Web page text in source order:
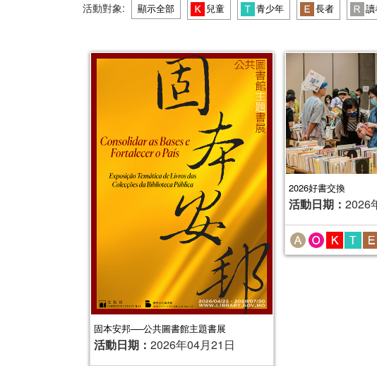
活動對象: 顯示全部 兒童 青少年 長者
固本安邦──公共圖書館主題書展
活動日期： 2026年04月21日
2026好書交換
活動日期： 2026